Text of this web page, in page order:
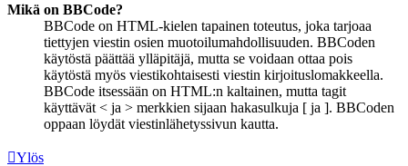
Mikä on BBCode?
BBCode on HTML-kielen tapainen toteutus, joka tarjoaa
tiettyjen viestin osien muotoilumahdollisuuden. BBCoden
käytöstä päättää ylläpitäjä, mutta se voidaan ottaa pois
käytöstä myös viestikohtaisesti viestin kirjoituslomakkeella.
BBCode itsessään on HTML:n kaltainen, mutta tagit
käyttävät < ja > merkkien sijaan hakasulkuja [ ja ]. BBCoden
oppaan löydät viestinlähetyssivun kautta.
Ylös